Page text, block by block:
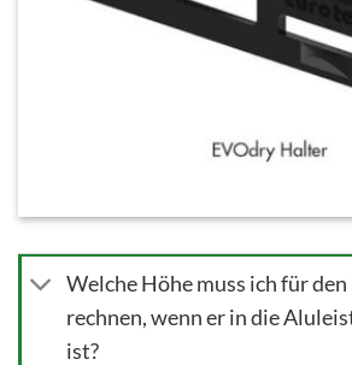
Welche Höhe muss ich für
rechnen, wenn er in die
ist?